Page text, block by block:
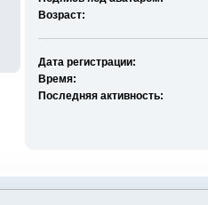
Возраст:
Дата регистрации:
Время:
Последняя активность: